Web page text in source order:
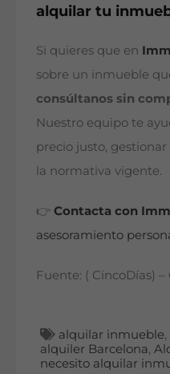
alquilar tu
Si quieres que en
sobre un inmueble
consúltanos sin
Nuestro equipo te
precio justo,
la normativa vigente.
👉 Contacta con
asesoramiento
Fuente: ( CincoDías)
alquilar inmueble,
alquiler Barcelona,
necesito alquilar